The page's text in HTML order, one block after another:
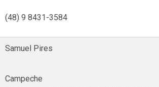
(48) 9 8431-3584
Samuel Pires
Campeche